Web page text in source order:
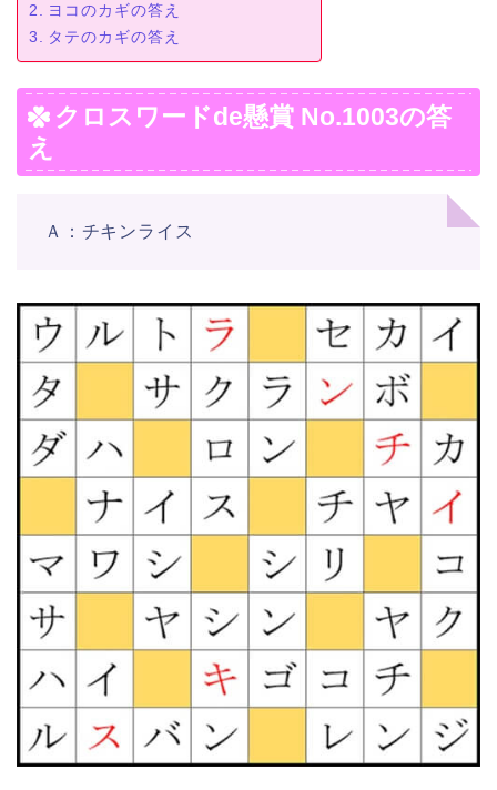
ヨコのカギの答え
タテのカギの答え
クロスワードde懸賞 No.1003の答
え
Ａ：チキンライス